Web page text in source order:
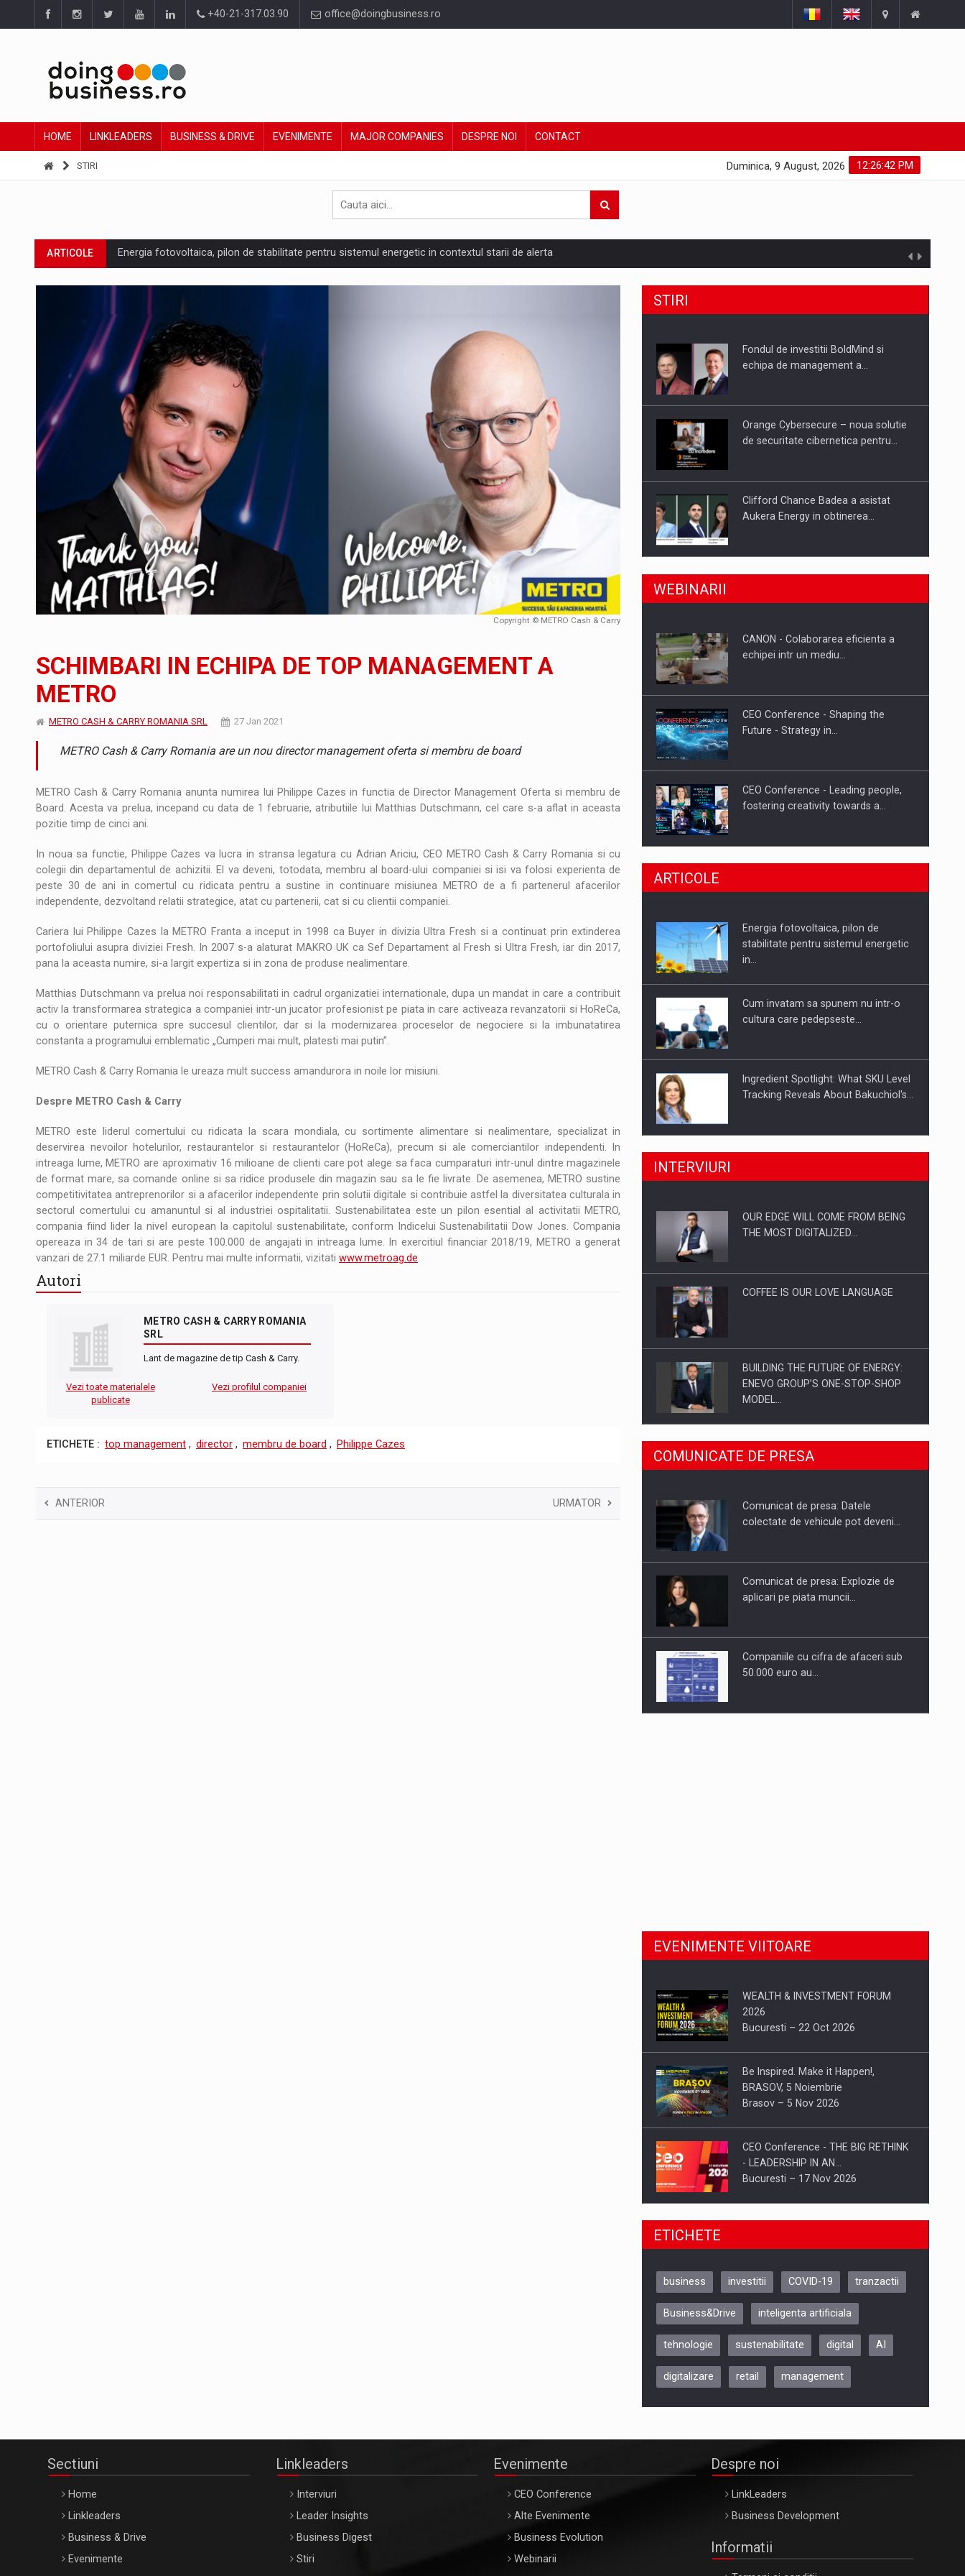
+40-21-317.03.90 office@doingbusiness.ro
HOME LINKLEADERS BUSINESS & DRIVE EVENIMENTE MAJOR COMPANIES DESPRE NOI CONTACT
STIRI 12:26:43 PM
Duminica, 9 August, 2026
ARTICOLE Energia fotovoltaica, pilon de stabilitate pentru sistemul energetic in contextul starii de alerta
ARTICOLE Cum invatam sa spunem nu intr-o cultura care pedepseste granitele?
Ingredient Spotlight: What SKU Level Tracking Reveals About Bakuchiol's Evolution
ARTICOLE Producatorii si comerciantii care nu se supun noilor reglementari UE privind ambalajele pot risca retragerea produselor din piata
INTERVIURI LEADERSHIP IN MISCARE
INTERVIURI CU BATERIILE PERMANENT INCARCATE
INTERVIURI PUTTING ROMANIAN CORPORATE COMPANIES ON THE INTERNATIONAL BUSINESS SCENE
OUR EDGE WILL COME FROM BEING THE MOST DIGITALIZED WHOLESALER IN ROMANIA
COFFEE IS OUR LOVE LANGUAGE
STIRI Hard Enduro Piatra Craiului 2026, fueled by benzinariile RO concept OSCAR – peste 500 de participanti
STIRI Fondul de investitii BoldMind si echipa de management a Pall-Ex, liderul pietei de transport paletizat din Romania, preiau compania intr-o tranzactie de peste 25…
STIRI RANGE ROVER DEZVALUIE AL CINCILEA MEMBRU AL FAMILIEI: RANGE ROVER GT
STIRI
ARTICOLE Proteinmaxxing and the Future of Protein Demand
Copyright © METRO Cash & Carry
SCHIMBARI IN ECHIPA DE TOP MANAGEMENT A
METRO
METRO CASH & CARRY ROMANIA SRL 27 Jan 2021
METRO Cash & Carry Romania are un nou director management oferta si membru de board
METRO Cash & Carry Romania anunta numirea lui Philippe Cazes in functia de Director Management Oferta si membru de
Board. Acesta va prelua, incepand cu data de 1 februarie, atributiile lui Matthias Dutschmann, cel care s-a aflat in aceasta
pozitie timp de cinci ani.
In noua sa functie, Philippe Cazes va lucra in stransa legatura cu Adrian Ariciu, CEO METRO Cash & Carry Romania si cu
colegii din departamentul de achizitii. El va deveni, totodata, membru al board-ului companiei si isi va folosi experienta de
peste 30 de ani in comertul cu ridicata pentru a sustine in continuare misiunea METRO de a fi partenerul afacerilor
independente, dezvoltand relatii strategice, atat cu partenerii, cat si cu clientii companiei.
Cariera lui Philippe Cazes la METRO Franta a inceput in 1998 ca Buyer in divizia Ultra Fresh si a continuat prin extinderea
portofoliului asupra diviziei Fresh. In 2007 s-a alaturat MAKRO UK ca Sef Departament al Fresh si Ultra Fresh, iar din 2017,
pana la aceasta numire, si-a largit expertiza si in zona de produse nealimentare.
Matthias Dutschmann va prelua noi responsabilitati in cadrul organizatiei internationale, dupa un mandat in care a contribuit
activ la transformarea strategica a companiei intr-un jucator profesionist pe piata in care activeaza revanzatorii si HoReCa,
cu o orientare puternica spre succesul clientilor, dar si la modernizarea proceselor de negociere si la imbunatatirea
constanta a programului emblematic „Cumperi mai mult, platesti mai putin”.
METRO Cash & Carry Romania le ureaza mult success amandurora in noile lor misiuni.
Despre METRO Cash & Carry
METRO este liderul comertului cu ridicata la scara mondiala, cu sortimente alimentare si nealimentare, specializat in
deservirea nevoilor hotelurilor, restaurantelor si restaurantelor (HoReCa), precum si ale comerciantilor independenti. In
intreaga lume, METRO are aproximativ 16 milioane de clienti care pot alege sa faca cumparaturi intr-unul dintre magazinele
de format mare, sa comande online si sa ridice produsele din magazin sau sa le fie livrate. De asemenea, METRO sustine
competitivitatea antreprenorilor si a afacerilor independente prin solutii digitale si contribuie astfel la diversitatea culturala in
sectorul comertului cu amanuntul si al industriei ospitalitatii. Sustenabilitatea este un pilon esential al activitatii METRO,
compania fiind lider la nivel european la capitolul sustenabilitate, conform Indicelui Sustenabilitatii Dow Jones. Compania
opereaza in 34 de tari si are peste 100.000 de angajati in intreaga lume. In exercitiul financiar 2018/19, METRO a generat
vanzari de 27.1 miliarde EUR. Pentru mai multe informatii, vizitati www.metroag.de.
Autori
METRO CASH & CARRY ROMANIA
SRL
Lant de magazine de tip Cash & Carry.
Vezi toate materialele
publicate
Vezi profilul companiei
ETICHETE : top management , director , membru de board , Philippe Cazes
ANTERIOR URMATOR
STIRI
Fondul de investitii BoldMind si
echipa de management a…
Orange Cybersecure – noua solutie
de securitate cibernetica pentru…
Clifford Chance Badea a asistat
Aukera Energy in obtinerea…
SAPTE PERSONALITATI DIN MEDIUL
Hard Enduro Piatra Craiului 2026,
WEBINARII
CANON - Colaborarea eficienta a
echipei intr un mediu…
CEO Conference - Shaping the
Future - Strategy in…
CEO Conference - Leading people,
fostering creativity towards a…
CEO Conference - Shaping The
Webinar - Business Evolution-
RETHINK STRATEGY-Finantare
ARTICOLE
Energia fotovoltaica, pilon de
stabilitate pentru sistemul energetic
in…
Cum invatam sa spunem nu intr-o
cultura care pedepseste…
Ingredient Spotlight: What SKU Level
Tracking Reveals About Bakuchiol's…
Producatorii si comerciantii care nu
Proteinmaxxing and the Future of
INTERVIURI
OUR EDGE WILL COME FROM BEING
THE MOST DIGITALIZED…
COFFEE IS OUR LOVE LANGUAGE
BUILDING THE FUTURE OF ENERGY:
ENEVO GROUP’S ONE-STOP-SHOP
MODEL…
ROOTED IN ROMANIA, BUILT TO
DELIVER TECHNOLOGY FOR THE…
PUTTING ROMANIAN CORPORATE
COMUNICATE DE PRESA
Comunicat de presa: Datele
colectate de vehicule pot deveni…
Comunicat de presa: Explozie de
aplicari pe piata muncii…
Companiile cu cifra de afaceri sub
50.000 euro au…
EVENIMENTE VIITOARE
WEALTH & INVESTMENT FORUM
2026
Bucuresti – 22 Oct 2026
Be Inspired. Make it Happen!,
BRASOV, 5 Noiembrie
Brasov – 5 Nov 2026
CEO Conference - THE BIG RETHINK
- LEADERSHIP IN AN…
Bucuresti – 17 Nov 2026
Be Inspired. Make it Happen!, CLUJ, 9
ARTEMIS LETO, ORADEA, 8
Oradea – 8 Oct 2026
ETICHETE
business investitii COVID-19 tranzactii
Business&Drive inteligenta artificiala
tehnologie sustenabilitate digital AI
digitalizare retail management
Sectiuni
Home
Linkleaders
Business & Drive
Evenimente
Linkleaders
Interviuri
Leader Insights
Business Digest
Stiri
Evenimente
CEO Conference
Alte Evenimente
Business Evolution
Webinarii
Despre noi
LinkLeaders
Business Development
Informatii